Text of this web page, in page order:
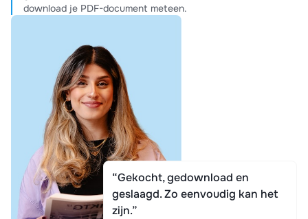
download je PDF-document meteen.
“Gekocht, gedownload en
geslaagd. Zo eenvoudig kan het
zijn.”